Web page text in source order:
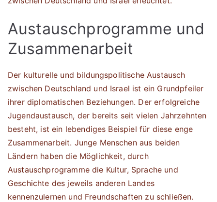
Austauschprogramme und
Zusammenarbeit
Der kulturelle und bildungspolitische Austausch
zwischen Deutschland und Israel ist ein Grundpfeiler
ihrer diplomatischen Beziehungen. Der erfolgreiche
Jugendaustausch, der bereits seit vielen Jahrzehnten
besteht, ist ein lebendiges Beispiel für diese enge
Zusammenarbeit. Junge Menschen aus beiden
Ländern haben die Möglichkeit, durch
Austauschprogramme die Kultur, Sprache und
Geschichte des jeweils anderen Landes
kennenzulernen und Freundschaften zu schließen.